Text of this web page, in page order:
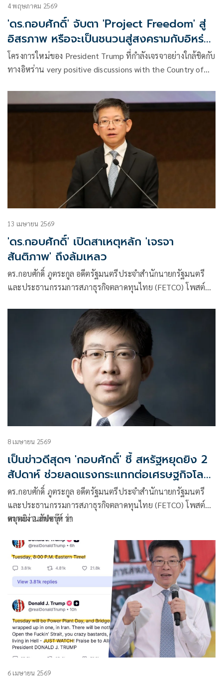
4 พฤษภาคม 2569
'ดร.กอบศักดิ์' จับตา 'Project Freedom' สู่
อิสรภาพ หรือจะเป็นชนวนสู่สงครามกับอิหร่าน
อีกรอบ
โครงการใหม่ของ President Trump ที่กำลังเจรจาอย่างใกล้ชิดกับ
ทางอิหร่าน very positive discussions with the Country of
13 เมษายน 2569
'ดร.กอบศักดิ์' เปิดสาเหตุหลัก 'เจรจา
สันติภาพ' ถึงล้มเหลว
ดร.กอบศักดิ์ ภูตระกูล อดีตรัฐมนตรีประจำสำนักนายกรัฐมนตรี
และประธานกรรมการสภาธุรกิจตลาดทุนไทย (FETCO) โพสต์ข้อ
8 เมษายน 2569
เป็นข่าวดีสุดๆ 'กอบศักดิ์' ชี้ สหรัฐหยุดยิง 2
สัปดาห์ ช่วยลดแรงกระแทกต่อเศรษฐกิจโลก
ได้มาก
ดร.กอบศักดิ์ ภูตระกูล อดีตรัฐมนตรีประจำสำนักนายกรัฐมนตรี
และประธานกรรมการสภาธุรกิจตลาดทุนไทย (FETCO) โพสต์ข้อ
ความผ่านเฟซบุ๊ก ว่า
หยุดยิง 2 สัปดาห์ !!!
6 เมษายน 2569